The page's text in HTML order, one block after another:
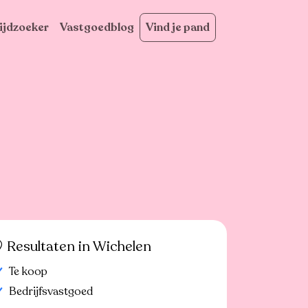
Vastgoedblog Vind je pand
Resultaten in Wichelen
Te koop
Bedrijfsvastgoed